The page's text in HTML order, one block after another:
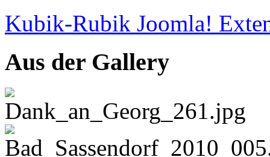
Kubik-Rubik Joomla!
Aus der Gallery